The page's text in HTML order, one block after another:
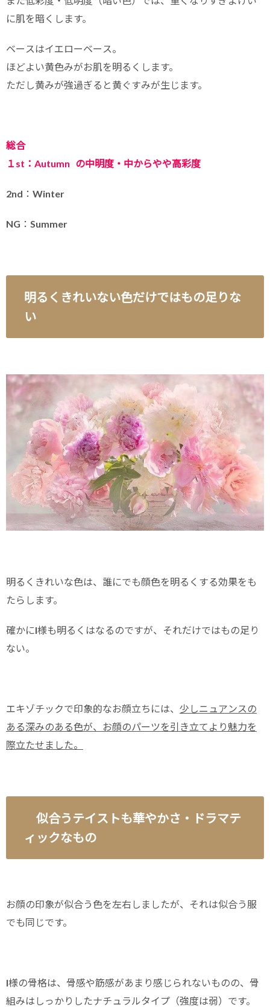
に肌を暗くします。
ベースはイエローベース。
ほどよい黄色みがお肌を明るくします。
ただし黄みが強過ぎると黄ぐすみが生じます。
総合
１st：Autumn の中明度・中からやや高彩度
2nd：Winter
NG：Summer
明るくきれいない色だけではもの足りな
い
明るくきれいな色は、誰にでも顔色を明るくする効果をも
たらします。
確かにI様も明るくはなるのですが、それだけではもの足り
ない。
エキゾチックで印象的なお顔立ちには、 少しニュアンスの
ある深みのある色が、お顔のパーツを引き立てより魅力を
際立たせました。
似合うテイストも華やかさ・ドラマテ
ィックなもの
お顔の印象が似合う色を左右しましたが、それは似合う服
でも同じです。
I様の骨格は、骨感や筋感があまり感じられないものの、骨
組みはしっかりしたナチュラルタイプ（強度は弱）です。